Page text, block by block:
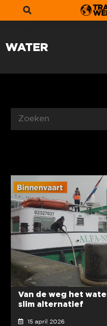
WATER
Van de weg het
slim alternatief
15 april 2026